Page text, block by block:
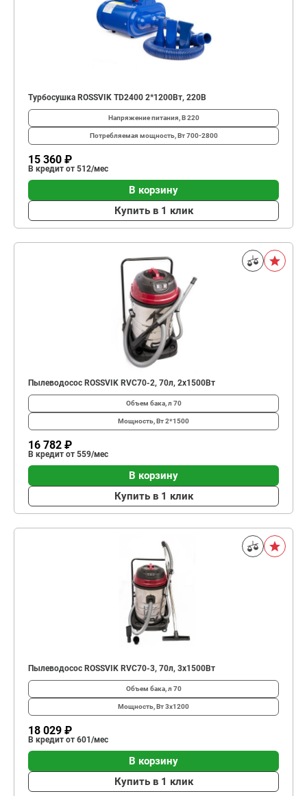
Турбосушка ROSSVIK TD2400 2*1200Вт, 220В
Напряжение питания, В220
Потребляемая мощность, Вт700-2800
15 360 ₽
В кредит от 512/мес
В корзину
Купить в 1 клик
Пылеводосос ROSSVIK RVC70-2, 70л, 2x1500Вт
Объем бака, л 70
Мощность, Вт2*1500
16 782 ₽
В кредит от 559/мес
В корзину
Купить в 1 клик
Пылеводосос ROSSVIK RVC70-3, 70л, 3x1500Вт
Объем бака, л 70
Мощность, Вт3x1200
18 029 ₽
В кредит от 601/мес
В корзину
Купить в 1 клик